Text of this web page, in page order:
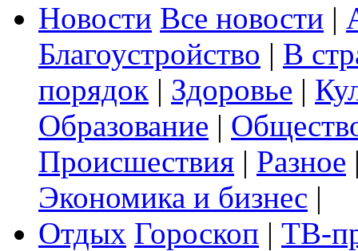
Новости Все новости |
Благоустройство | В
порядок | Здоровье |
Образование |
Происшествия | Разное
Экономика и бизнес |
Отдых Гороскоп | ТВ-